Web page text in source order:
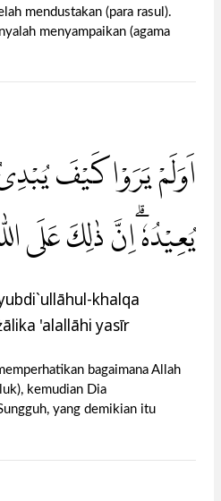
mendustakan (para rasul).
menyampaikan (agama
اَوَلَمْ يَرَوْا كَيْفَ
يُعِيْدُهٗ ۗاِنَّ ذٰلِكَ عَلَى
khalqa
'alallāhi yasīr
bagaimana Allah
kemudian Dia
yang demikian itu